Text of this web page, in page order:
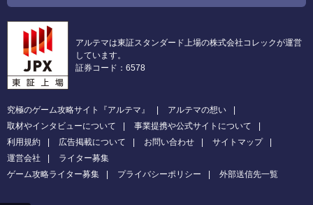
アルテマは東証スタンダード上場の株式会社コレックが運営
しています。
証券コード：6578
究極のゲーム攻略サイト『アルテマ』
アルテマの想い
取材やインタビューについて
事業提携や公式サイトについて
利用規約
広告掲載について お問い合わせ
サイトマップ
運営会社
ライター募集
ゲーム攻略ライター募集
プライバシーポリシー 外部送信先一覧